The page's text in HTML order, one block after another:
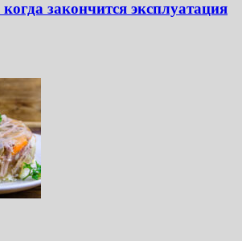
закончится эксплуатация